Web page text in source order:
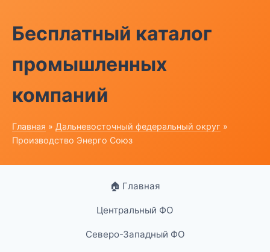
Бесплатный каталог
промышленных
компаний
Главная » Дальневосточный федеральный округ »
Производство Энерго Союз
🏠 Главная
Центральный ФО
Северо-Западный ФО